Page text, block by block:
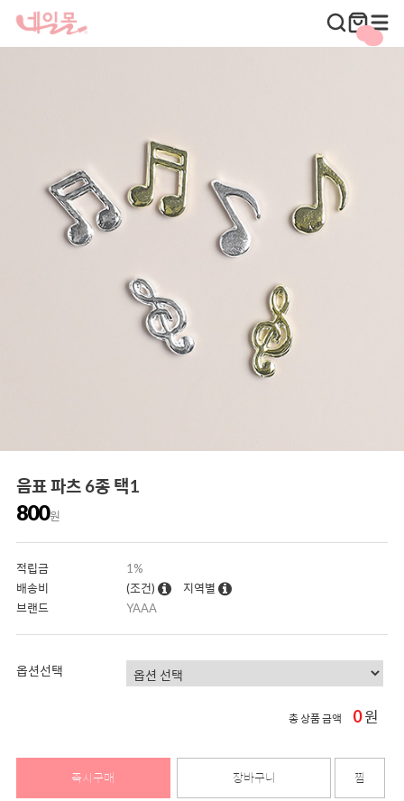
음표 파츠 6종 택1
800원
적립금
1%
배송비
(조건)
지역별
브랜드
YAAA
옵션선택
총 상품 금액 0원
즉시구매 장바구니 찜